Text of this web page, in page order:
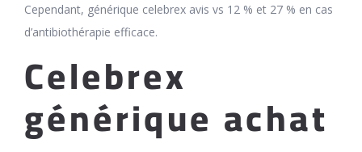
Cependant, générique celebrex avis vs 12 % et 27 % en cas
d’antibiothérapie efficace.
Celebrex
générique achat